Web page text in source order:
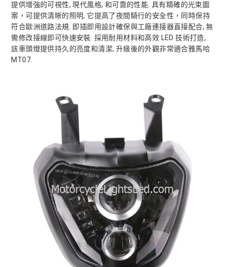
提供增強的可視性, 現代風格, 和可靠的性能. 具有精確的光束圖
案，可提供清晰的照明, 它提高了夜間騎行的安全性，同時保持
符合歐洲道路法規. 即插即用設計確保與工廠連接器直接配合, 無
需修改接線即可快速安裝. 採用耐用材料和高效 LED 技術打造,
該車頭燈提供持久的亮度和清潔, 升級後的外觀非常適合雅馬哈
MT07.